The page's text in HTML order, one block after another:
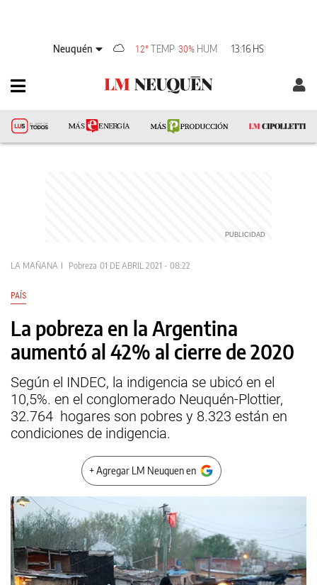
Neuquén 12°TEMP 30% HUM 13:16 HS
LA MAÑANA Pobreza 01 DE ABRIL 2021 - 08:22
PAÍS
La pobreza en la Argentina
aumentó al 42% al cierre de 2020
Según el INDEC, la indigencia se ubicó en el
10,5%. en el conglomerado Neuquén-Plottier,
32.764 hogares son pobres y 8.323 están en
condiciones de indigencia.
+ Agregar LM Neuquen en